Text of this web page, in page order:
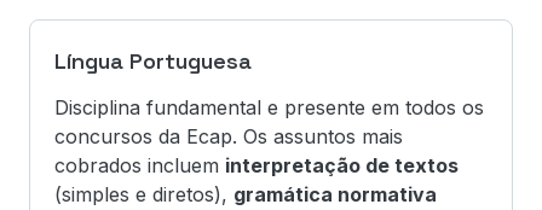
Língua Portuguesa
Disciplina fundamental e presente em todos os
concursos da Ecap. Os assuntos mais
cobrados incluem interpretação de textos
(simples e diretos), gramática normativa